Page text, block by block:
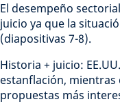
El desempeño
juicio ya que la
(diapositivas 7-8).
Historia + juicio:
estanflación, mientras
propuestas más